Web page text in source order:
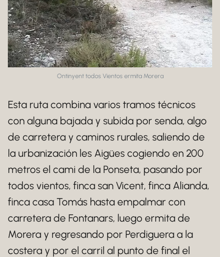
Ontinyent todos Vientos ermita Morera
Esta ruta combina varios tramos técnicos
con alguna bajada y subida por senda, algo
de carretera y caminos rurales, saliendo de
la urbanización les Aigües cogiendo en 200
metros el cami de la Ponseta, pasando por
todos vientos, finca san Vicent, finca Alianda,
finca casa Tomás hasta empalmar con
carretera de Fontanars, luego ermita de
Morera y regresando por Perdiguera a la
costera y por el carril al punto de final el